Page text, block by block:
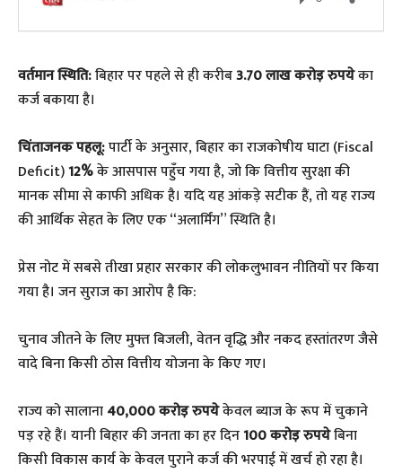
वर्तमान स्थिति:बिहार पर पहले से ही करीब3.70 लाख करोड़ रुपयेका
कर्ज बकाया है।
चिंताजनक पहलू:पार्टी के अनुसार, बिहार का राजकोषीय घाटा (Fiscal
Deficit)12%के आसपास पहुँच गया है, जो कि वित्तीय सुरक्षा की
मानक सीमा से काफी अधिक है। यदि यह आंकड़े सटीक हैं, तो यह राज्य
की आर्थिक सेहत के लिए एक “अलार्मिंग” स्थिति है।
प्रेस नोट में सबसे तीखा प्रहार सरकार की लोकलुभावन नीतियों पर किया
गया है। जन सुराज का आरोप है कि:
​चुनाव जीतने के लिए मुफ्त बिजली, वेतन वृद्धि और नकद हस्तांतरण जैसे
वादे बिना किसी ठोस वित्तीय योजना के किए गए।
राज्य को सालाना40,000 करोड़ रुपयेकेवल ब्याज के रूप में चुकाने
पड़ रहे हैं। यानी बिहार की जनता का हर दिन100 करोड़ रुपयेबिना
किसी विकास कार्य के केवल पुराने कर्ज की भरपाई में खर्च हो रहा है।